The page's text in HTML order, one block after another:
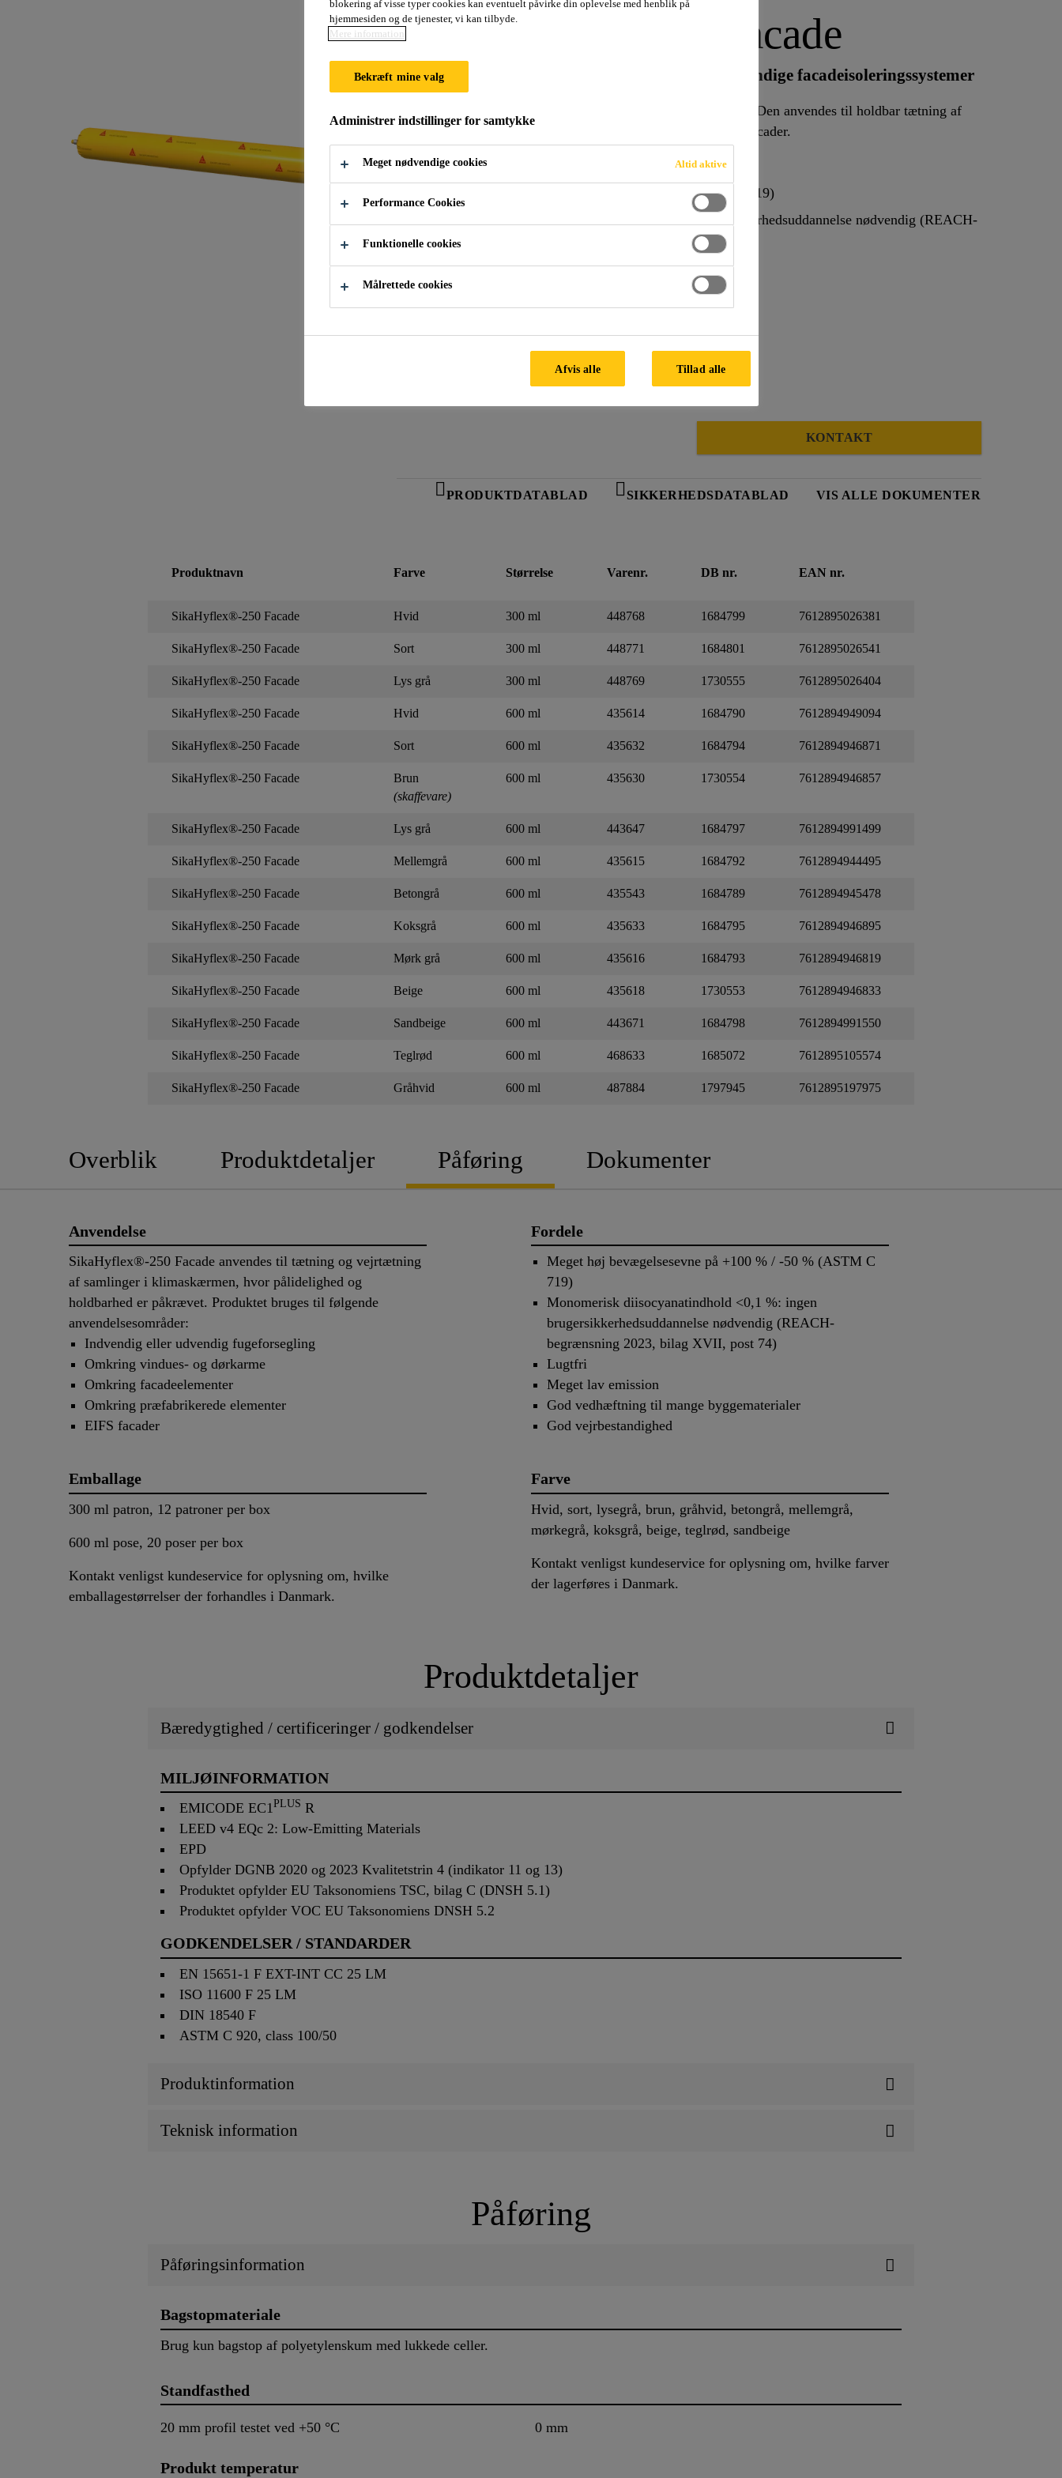
SikaHyflex®-250 Facade
Højeffektiv fugemasse til beton, murværk og udvendige facadeisoleringssystemer
SikaHyflex®-250 Facade er en 1-delt polyurethan fugemasse. Den anvendes til holdbar tætning af
bevægelses- og forbindelsesfuger i beton, murværk og EIFS facader.
Meget høj bevægelsesevne på +100 % / -50 % (ASTM C 719)
Monomerisk diisocyanatindhold <0,1 %: ingen brugersikkerhedsuddannelse nødvendig (REACH-
begrænsning 2023, bilag XVII, post 74)
Lugtfri
KONTAKT
PRODUKTDATABLAD SIKKERHEDSDATABLAD VIS ALLE DOKUMENTER
Produktnavn Farve Størrelse Varenr. DB nr. EAN nr.
SikaHyflex®-250 Facade Hvid 300 ml 448768 1684799 7612895026381
SikaHyflex®-250 Facade Sort 300 ml 448771 1684801 7612895026541
SikaHyflex®-250 Facade Lys grå 300 ml 448769 1730555 7612895026404
SikaHyflex®-250 Facade Hvid 600 ml 435614 1684790 7612894949094
SikaHyflex®-250 Facade Sort 600 ml 435632 1684794 7612894946871
SikaHyflex®-250 Facade
Brun
(skaffevare)
600 ml 435630 1730554 7612894946857
SikaHyflex®-250 Facade Lys grå 600 ml 443647 1684797 7612894991499
SikaHyflex®-250 Facade Mellemgrå 600 ml 435615 1684792 7612894944495
SikaHyflex®-250 Facade Betongrå 600 ml 435543 1684789 7612894945478
SikaHyflex®-250 Facade Koksgrå 600 ml 435633 1684795 7612894946895
SikaHyflex®-250 Facade Mørk grå 600 ml 435616 1684793 7612894946819
SikaHyflex®-250 Facade Beige 600 ml 435618 1730553 7612894946833
SikaHyflex®-250 Facade Sandbeige 600 ml 443671 1684798 7612894991550
SikaHyflex®-250 Facade Teglrød 600 ml 468633 1685072 7612895105574
SikaHyflex®-250 Facade Gråhvid 600 ml 487884 1797945 7612895197975
Overblik Produktdetaljer Påføring Dokumenter
Anvendelse
SikaHyflex®-250 Facade anvendes til tætning og vejrtætning
af samlinger i klimaskærmen, hvor pålidelighed og
holdbarhed er påkrævet. Produktet bruges til følgende
anvendelsesområder:
Indvendig eller udvendig fugeforsegling
Omkring vindues- og dørkarme
Omkring facadeelementer
Omkring præfabrikerede elementer
EIFS facader
Fordele
Meget høj bevægelsesevne på +100 % / -50 % (ASTM C
719)
Monomerisk diisocyanatindhold <0,1 %: ingen
brugersikkerhedsuddannelse nødvendig (REACH-
begrænsning 2023, bilag XVII, post 74)
Lugtfri
Meget lav emission
God vedhæftning til mange byggematerialer
God vejrbestandighed
Emballage
300 ml patron, 12 patroner per box
600 ml pose, 20 poser per box
Kontakt venligst kundeservice for oplysning om, hvilke
emballagestørrelser der forhandles i Danmark.
Farve
Hvid, sort, lysegrå, brun, gråhvid, betongrå, mellemgrå,
mørkegrå, koksgrå, beige, teglrød, sandbeige
Kontakt venligst kundeservice for oplysning om, hvilke farver
der lagerføres i Danmark.
Produktdetaljer
Bæredygtighed / certificeringer / godkendelser
MILJØINFORMATION
EMICODE EC1PLUS R
LEED v4 EQc 2: Low-Emitting Materials
EPD
Opfylder DGNB 2020 og 2023 Kvalitetstrin 4 (indikator 11 og 13)
Produktet opfylder EU Taksonomiens TSC, bilag C (DNSH 5.1)
Produktet opfylder VOC EU Taksonomiens DNSH 5.2
GODKENDELSER / STANDARDER
EN 15651-1 F EXT-INT CC 25 LM
ISO 11600 F 25 LM
DIN 18540 F
ASTM C 920, class 100/50
Produktinformation
Teknisk information
Påføring
Påføringsinformation
Bagstopmateriale
Brug kun bagstop af polyetylenskum med lukkede celler.
Standfasthed
20 mm profil testet ved +50 °C 0 mm
Produkt temperatur
blokering af visse typer cookies kan eventuelt påvirke din oplevelse med henblik på
hjemmesiden og de tjenester, vi kan tilbyde.
Mere information
Bekræft mine valg
Administrer indstillinger for samtykke
Meget nødvendige cookies Altid aktive
Performance Cookies
Funktionelle cookies
Målrettede cookies
Afvis alle Tillad alle